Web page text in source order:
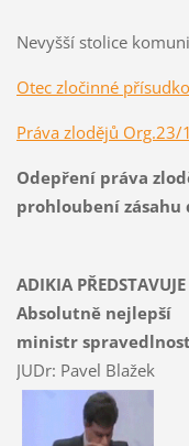
Nevyšší stolice
Otec zločinné
Práva zlodějů Org.23/
Odepření práva
prohloubení zásahu
ADIKIA PŘEDSTAVUJE
Absolutně nejlepší
ministr
JUDr: Pavel Blažek